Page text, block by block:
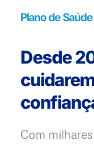
Plano de
Desde
Com